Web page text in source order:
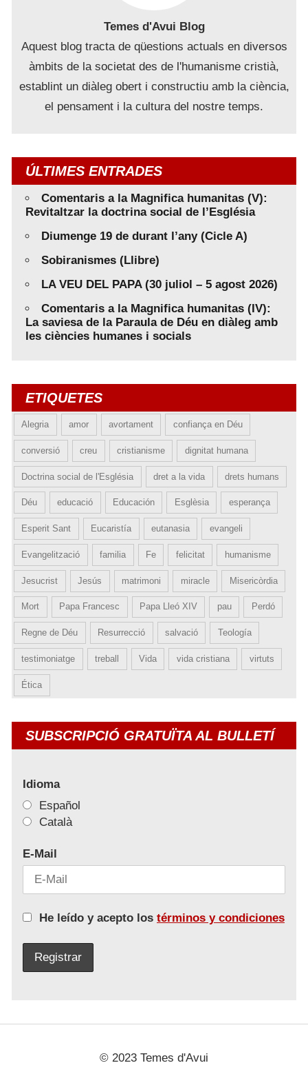
Temes d'Avui Blog
Aquest blog tracta de qüestions actuals en diversos
àmbits de la societat des de l'humanisme cristià,
establint un diàleg obert i constructiu amb la ciència,
el pensament i la cultura del nostre temps.
ÚLTIMES ENTRADES
Comentaris a la Magnifica humanitas (V):
Revitaltzar la doctrina social de l’Església
Diumenge 19 de durant l’any (Cicle A)
Sobiranismes (Llibre)
LA VEU DEL PAPA (30 juliol – 5 agost 2026)
Comentaris a la Magnifica humanitas (IV):
La saviesa de la Paraula de Déu en diàleg amb
les ciències humanes i socials
ETIQUETES
Alegria amor avortament confiança en Déu
conversió creu cristianisme dignitat humana
Doctrina social de l'Església dret a la vida drets humans
Déu educació Educación Esglèsia esperança
Esperit Sant Eucaristía eutanasia evangeli
Evangelització familia Fe felicitat humanisme
Jesucrist Jesús matrimoni miracle Misericòrdia
Mort Papa Francesc Papa Lleó XIV pau Perdó
Regne de Déu Resurrecció salvació Teología
testimoniatge treball Vida vida cristiana virtuts
Ética
SUBSCRIPCIÓ GRATUÏTA AL BULLETÍ
Idioma
Español
Català
E-Mail
He leído y acepto los términos y condiciones
© 2023 Temes d'Avui